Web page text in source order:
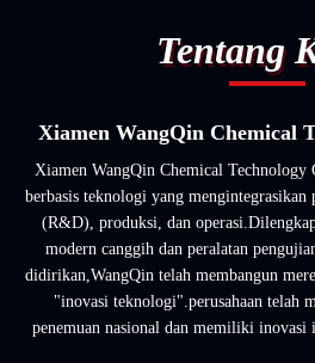
Tentang
Xiamen WangQin Chemical
Xiamen WangQin Chemical Technology
berbasis teknologi yang mengintegrasikan
(R&D), produksi, dan
modern canggih dan peralatan
didirikan,WangQin telah membangun
"inovasi teknologi".perusahaan telah
penemuan nasional dan memiliki inovasi